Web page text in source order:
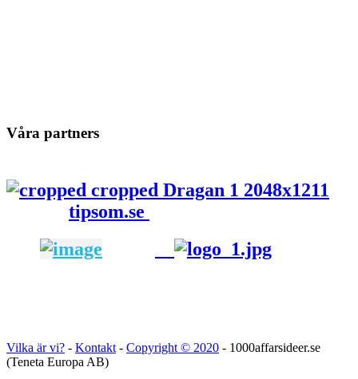
Våra partners
tipsom.se
Vilka är vi? - Kontakt - Copyright © 2020 - 1000affarsideer.se
(Teneta Europa AB)